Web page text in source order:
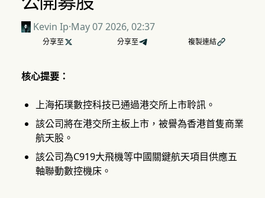
Kevin Ip·May 07 2026, 02:37
分享至  分享至 複製連結
核心提要：
上海拓璞數控科技已通過港交所上市聆訊。
該公司將在港交所主板上市，被譽為香港首隻商業
航天股。
該公司為C919大飛機等中國關鍵航天項目供應五
軸聯動數控機床。